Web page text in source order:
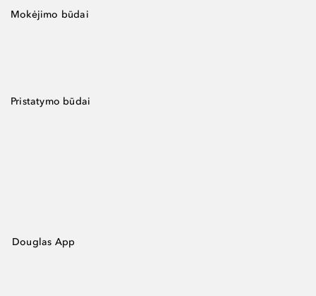
Mokėjimo būdai
Pristatymo būdai
Douglas App